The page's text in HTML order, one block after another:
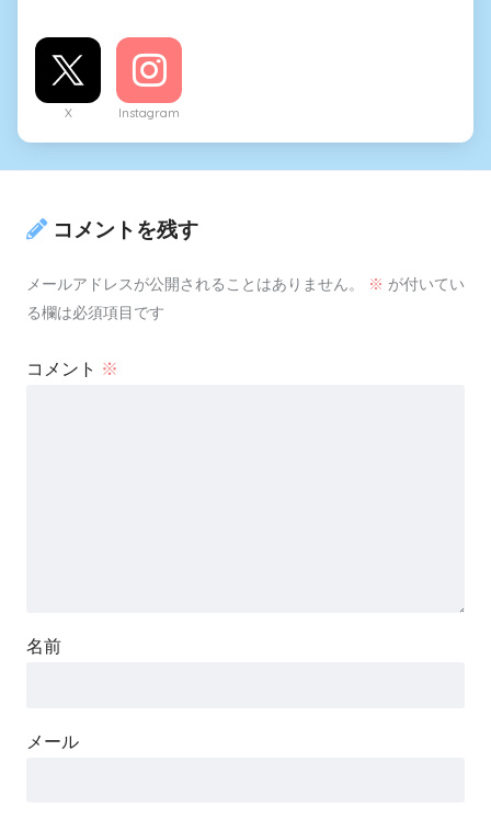
X Instagram
コメントを残す
メールアドレスが公開されることはありません。 ※ が付いてい
る欄は必須項目です
コメント ※
名前
メール